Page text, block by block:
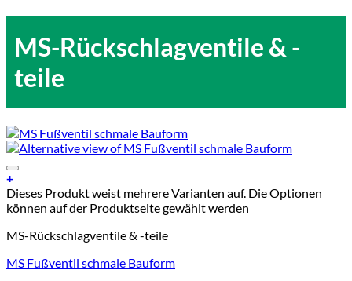
MS-Rückschlagventile & -
teile
+
Dieses Produkt weist mehrere Varianten auf. Die Optionen
können auf der Produktseite gewählt werden
MS-Rückschlagventile & -teile
MS Fußventil schmale Bauform